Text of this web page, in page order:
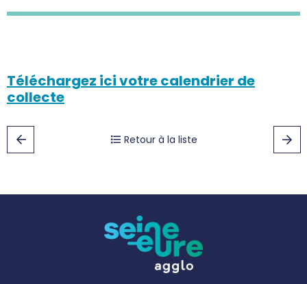
Téléchargez ici votre calendrier de
collecte
Retour à la liste